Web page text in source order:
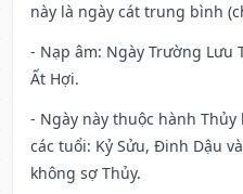
này là ngày cát trung bình
- Nạp âm: Ngày Trường Lưu
Ất Hợi.
- Ngày này thuộc hành
các tuổi: Kỷ Sửu, Đinh Dậu
không sợ Thủy.